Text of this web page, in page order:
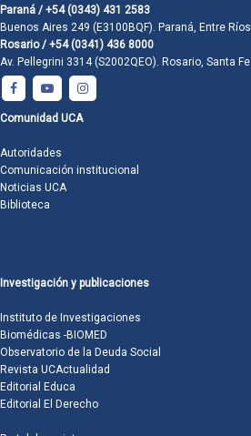
Paraná / +54 (0343) 431 2583
Buenos Aires 249 (E3100BQF). Paraná, Entre Ríos
Rosario / +54 (0341) 436 8000
Av. Pellegrini 3314 (S2002QEO). Rosario, Santa Fe
Comunidad UCA
Autoridades
Comunicación institucional
Noticias UCA
Biblioteca
Investigación y publicaciones
Instituto de Investigaciones
Biomédicas -BIOMED
Observatorio de la Deuda Social
Revista UCActualidad
Editorial Educa
Editorial El Derecho